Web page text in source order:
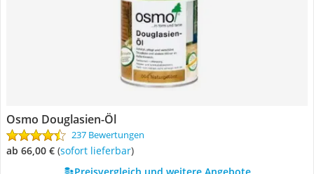
Osmo Douglasien-Öl
237 Bewertungen
ab 66,00 € ( Sofort lieferbar)